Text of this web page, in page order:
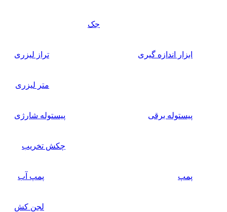
جک
ابزار اندازه گیری تراز لیزری
متر لیزری
پیستوله برقی پیستوله شارژی
چکش تخریب
پمپ پمپ آب
لجن کش